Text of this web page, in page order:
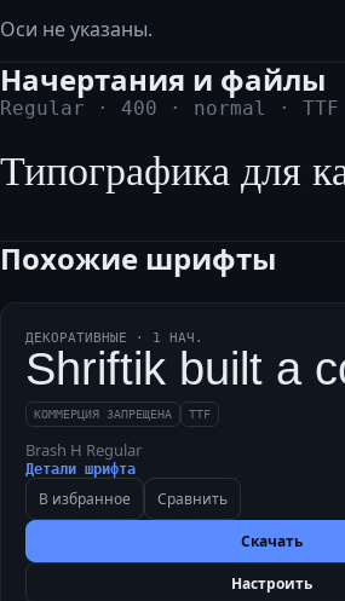
Оси не указаны.
Начертания и файлы
Regular · 400 · normal · TTF
Типографика для
Похожие шрифты
ДЕКОРАТИВНЫЕ · 1 НАЧ.
Shriftik built a
КОММЕРЦИЯ ЗАПРЕЩЕНА TTF
Brash H Regular
Детали шрифта
В избранное Сравнить
Скачать
Настроить